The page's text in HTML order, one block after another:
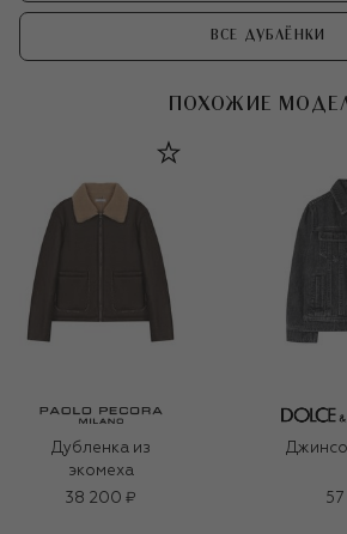
ВСЕ ДУБЛЁНКИ
ПОХОЖИЕ
Дубленка из
экомеха
38 200 ₽